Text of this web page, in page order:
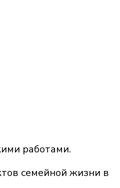
работами.
семейной жизни в